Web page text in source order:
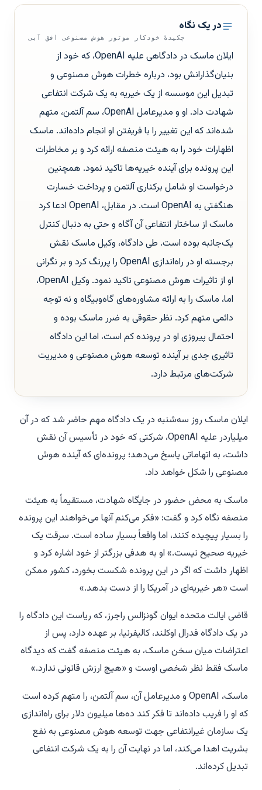
در یک نگاه
چکیدهٔ خودکار موتور هوش مصنوعی افق آبی
ایلان ماسک در دادگاهی علیه OpenAI، که خود از
بنیان‌گذارانش بود، درباره خطرات هوش مصنوعی و
تبدیل این موسسه از یک خیریه به یک شرکت انتفاعی
شهادت داد. او و مدیرعامل OpenAI، سم آلتمن، متهم
شده‌اند که این تغییر را با فریفتن او انجام داده‌اند. ماسک
اظهارات خود را به هیئت منصفه ارائه کرد و بر مخاطرات
این پرونده برای آینده خیریه‌ها تاکید نمود. همچنین
درخواست او شامل برکناری آلتمن و پرداخت خسارت
هنگفتی به OpenAI است. در مقابل، OpenAI ادعا کرد
ماسک از ساختار انتفاعی آن آگاه و حتی به دنبال کنترل
یک‌جانبه بوده است. طی دادگاه، وکیل ماسک نقش
برجسته او در راه‌اندازی OpenAI را پررنگ کرد و بر نگرانی
او از تاثیرات هوش مصنوعی تاکید نمود. وکیل OpenAI،
اما، ماسک را به ارائه مشاوره‌های گاه‌وبیگاه و نه توجه
دائمی متهم کرد. نظر حقوقی به ضرر ماسک بوده و
احتمال پیروزی او در پرونده کم است، اما این دادگاه
تاثیری جدی بر آینده توسعه هوش مصنوعی و مدیریت
شرکت‌های مرتبط دارد.
ایلان ماسک روز سه‌شنبه در یک دادگاه مهم حاضر شد که در آن
میلیاردر علیه OpenAI، شرکتی که خود در تأسیس آن نقش
داشت، به اتهاماتی پاسخ می‌دهد؛ پرونده‌ای که آینده هوش
مصنوعی را شکل خواهد داد.
ماسک به محض حضور در جایگاه شهادت، مستقیماً به هیئت
منصفه نگاه کرد و گفت: «فکر می‌کنم آنها می‌خواهند این پرونده
را بسیار پیچیده کنند، اما واقعاً بسیار ساده است. سرقت یک
خیریه صحیح نیست.» او به هدفی بزرگتر از خود اشاره کرد و
اظهار داشت که اگر در این پرونده شکست بخورد، کشور ممکن
است «هر خیریه‌ای در آمریکا را از دست بدهد.»
قاضی ایالت متحده ایوان گونزالس راجرز، که ریاست این دادگاه را
در یک دادگاه فدرال اوکلند، کالیفرنیا، بر عهده دارد، پس از
اعتراضات میان سخن ماسک، به هیئت منصفه گفت که دیدگاه
ماسک فقط نظر شخصی اوست و «هیچ ارزش قانونی ندارد.»
ماسک، OpenAI و مدیرعامل آن، سم آلتمن، را متهم کرده است
که او را فریب داده‌اند تا فکر کند ده‌ها میلیون دلار برای راه‌اندازی
یک سازمان غیرانتفاعی جهت توسعه هوش مصنوعی به نفع
بشریت اهدا می‌کند، اما در نهایت آن را به یک شرکت انتفاعی
تبدیل کرده‌اند.